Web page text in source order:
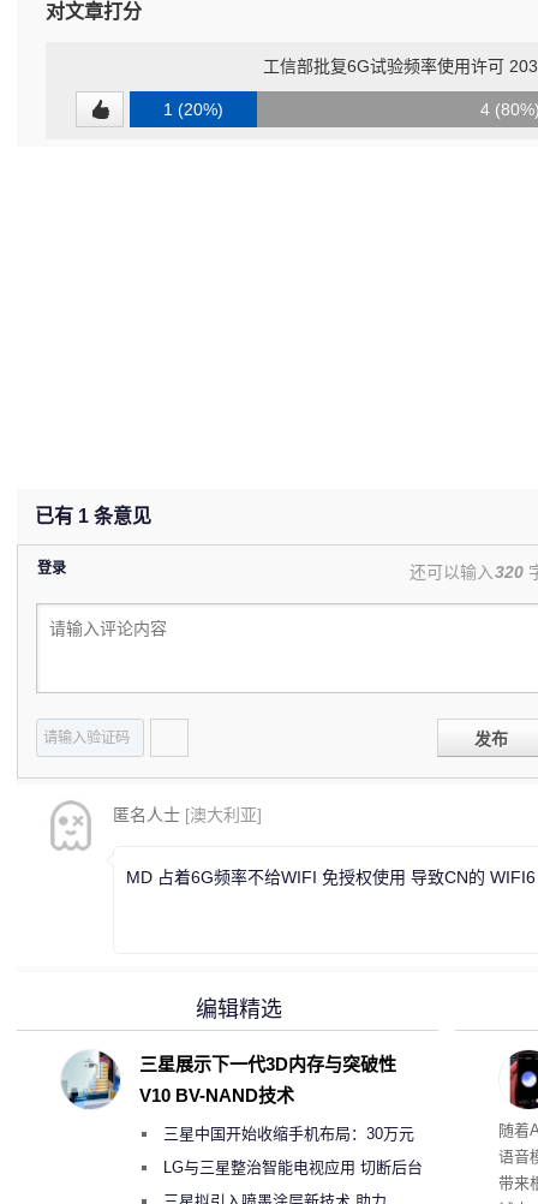
对文章打分
工信部批复6G试验频率使用许可
1 (20%) 4
已有 1 条意见
登录 还可以输入320
发布
匿名人士 [澳大利亚]
MD 占着6G频率不给WIFI 免授权使用 导致CN的
理”
随着
语音
带来
编辑精选
三星展示下一代3D内存与突破性
V10 BV-NAND技术
三星中国开始收缩手机布局：30万元
月销售额不达标门店 将被逐步清退
LG与三星整治智能电视应用 切断后台